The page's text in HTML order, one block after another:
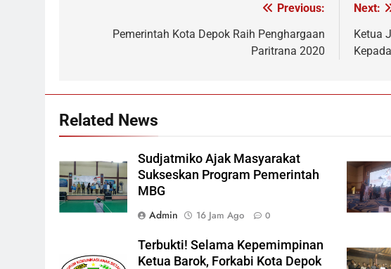
Previous:
Pemerintah Kota Depok Raih Penghargaan
Paritrana 2020
Next:
Ketua
Related News
Sudjatmiko Ajak Masyarakat
Sukseskan Program Pemerintah
MBG
Admin
16 Jam Ago 0
Terbukti! Selama Kepemimpinan
Ketua Barok, Forkabi Kota Depok